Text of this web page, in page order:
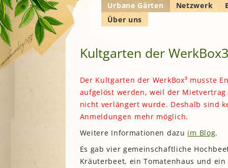
Urbane Gärten
Gemeinschaftsgärten
Kleingärten
Krautgärten
Hochschulgärten
Lehr- und
Demonstrationsgärten
Lesegärten
Mitarbeiter*innengärten
Schulgärten
Therapeutische Gärten
Netzwerk
Imkern
Solidarische
in und um
Über uns
Das Manifest
Kultgarten der WerkBox3
Der Kultgarten der WerkBox³ musste
aufgelöst werden, weil der Mietvertrag
nicht verlängert wurde. Deshalb sind
Anmeldungen mehr möglich.
Weitere Informationen dazu im Blog.
Es gab vier gemeinschaftliche
Kräuterbeet, ein Tomatenhaus und ein